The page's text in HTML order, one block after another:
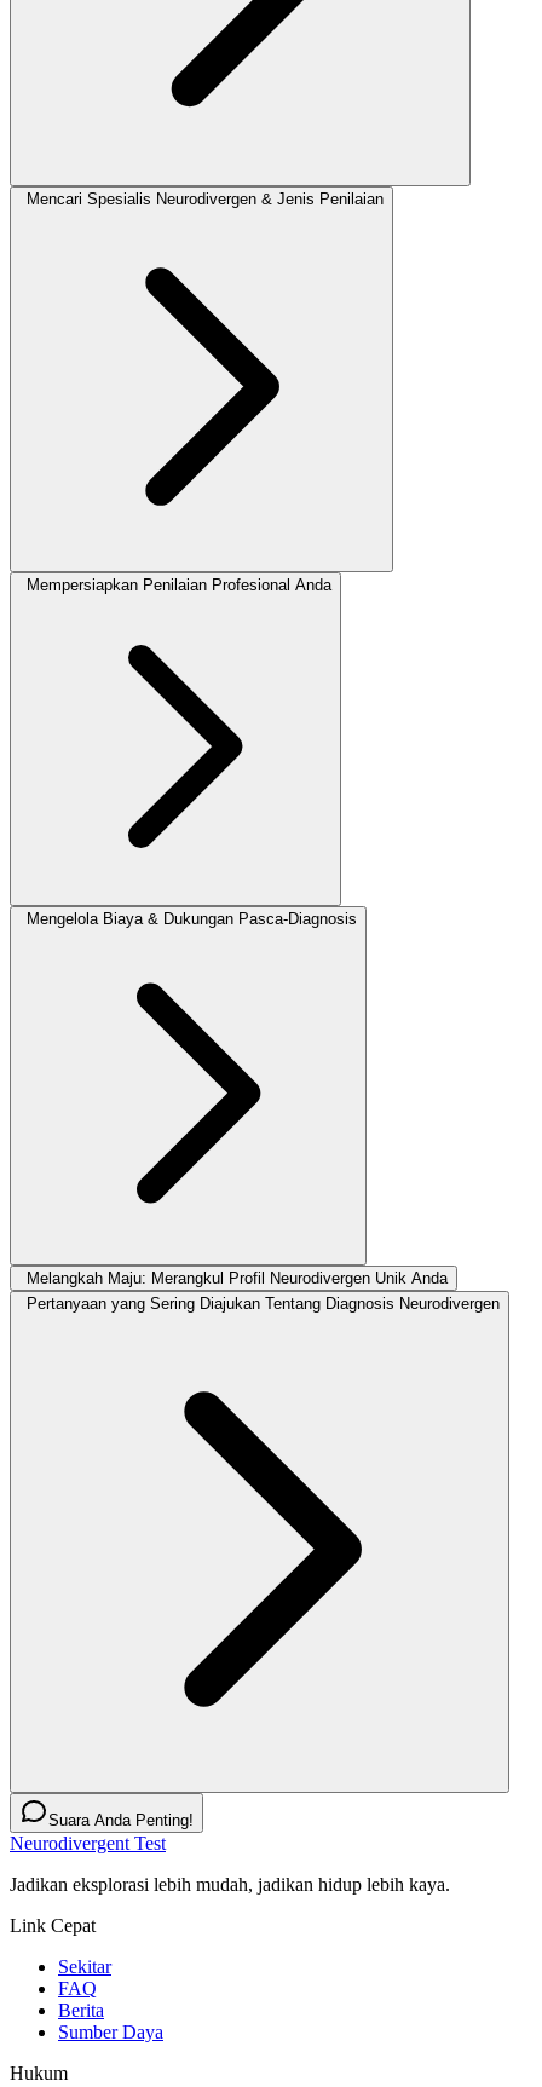
Mencari Spesialis Neurodivergen & Jenis Penilaian
Mempersiapkan Penilaian Profesional Anda
Mengelola Biaya & Dukungan Pasca-Diagnosis
Melangkah Maju: Merangkul Profil Neurodivergen Unik Anda
Pertanyaan yang Sering Diajukan Tentang Diagnosis Neurodivergen
Suara Anda Penting!
Neurodivergent Test
Jadikan eksplorasi lebih mudah, jadikan hidup lebih kaya.
Link Cepat
Sekitar
FAQ
Berita
Sumber Daya
Hukum